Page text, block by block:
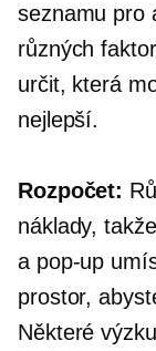
seznamu pro
různých
určit, která
nejlepší.
Rozpočet:
náklady,
a pop-up
prostor,
Některé